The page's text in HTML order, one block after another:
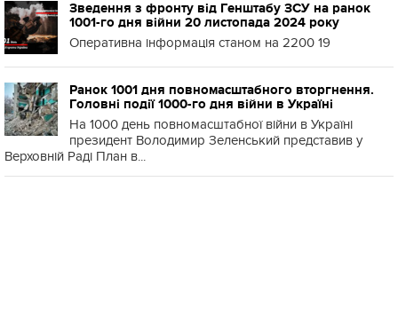
Зведення з фронту від Генштабу ЗСУ на ранок
1001-го дня війни 20 листопада 2024 року
Оперативна інформація станом на 2200 19
Ранок 1001 дня повномасштабного вторгнення.
Головні події 1000-го дня війни в Україні
На 1000 день повномасштабної війни в Україні
президент Володимир Зеленський представив у
Верховній Раді План в...